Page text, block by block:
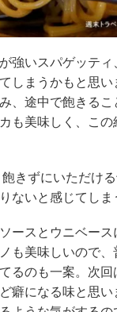
強いスパゲッテ
しまうかもと思い
、途中で飽きる
も美味しく、この
きずにいただけ
ないと感じてしま
ースとウニベー
も美味しいので、
るのも一案。次
癖になる味と思い